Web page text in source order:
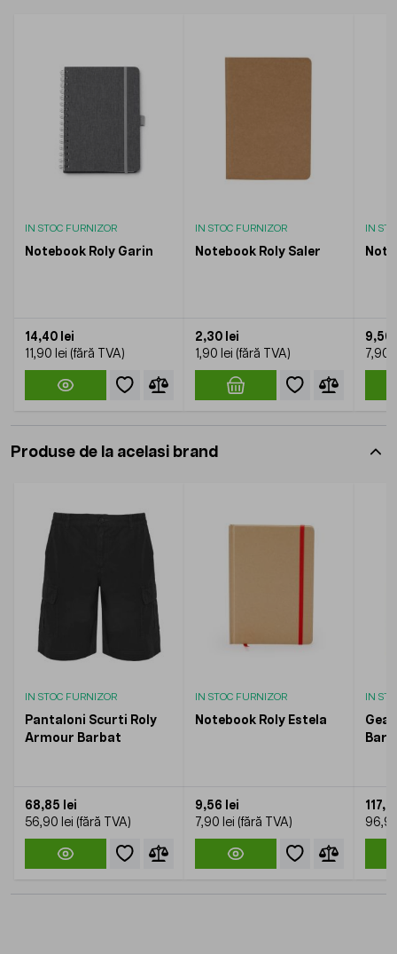
IN STOC FURNIZOR
Notebook Roly Garin
14,40 lei
11,90 lei
IN STOC FURNIZOR
Notebook Roly Saler
2,30 lei
1,90 lei
IN
9,56
7,90
Produse de la acelasi brand
IN STOC FURNIZOR
Pantaloni Scurti Roly
Armour Barbat
68,85 lei
56,90 lei
IN STOC FURNIZOR
Notebook Roly Estela
9,56 lei
7,90 lei
IN